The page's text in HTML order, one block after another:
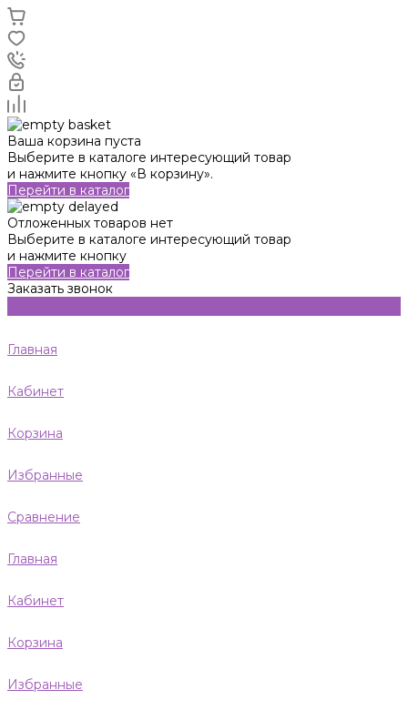
Ваша корзина пуста
Выберите в каталоге интересующий товар
и нажмите кнопку «В корзину».
Перейти в каталог
Отложенных товаров нет
Выберите в каталоге интересующий товар
и нажмите кнопку
Перейти в каталог
Заказать звонок
Главная
Кабинет
Корзина
Избранные
Сравнение
Главная
Кабинет
Корзина
Избранные